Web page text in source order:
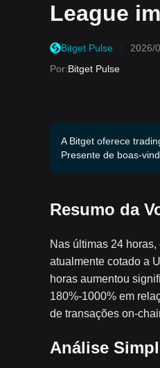
League
Bitget Pulse 2026/
Por:Bitget Pulse
A Bitget oferece
Presente de boas-
Resumo da
Nas últimas 24
atualmente cotado a
horas aumentou
180%-1000% em
de transações on-
Análise